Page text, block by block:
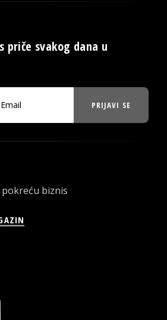
priče svakog dana u
PRIJAVI SE
biznis